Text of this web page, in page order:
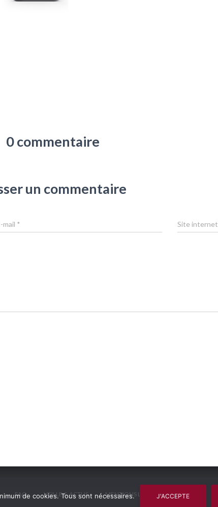
0 commentaire
un commentaire
mail * Site internet
FAQ VEILLE & ACTUS MENTIONS LÉGALES
de cookies. Tous sont nécessaires. J'ACCEPTE